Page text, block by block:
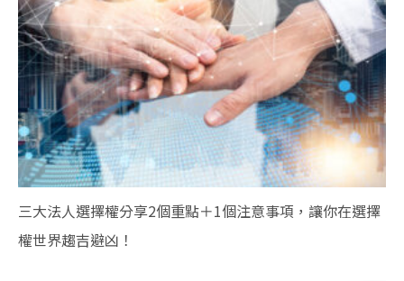
三大法人選擇權分享2個重點＋1個注意事項，讓你在選擇
權世界趨吉避凶！